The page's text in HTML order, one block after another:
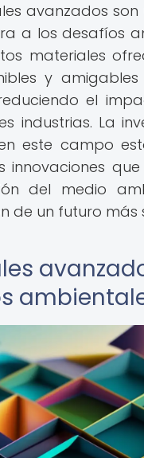
avanzados
a los desafíos
materiales
y
el
industrias. La
este campo
innovaciones
del medio
de un futuro más